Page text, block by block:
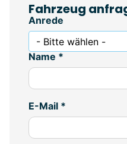
Fahrzeug
Anrede
- Bitte wählen -
Name *
E-Mail *